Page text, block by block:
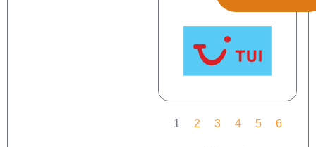
1 2 3 4 5 6